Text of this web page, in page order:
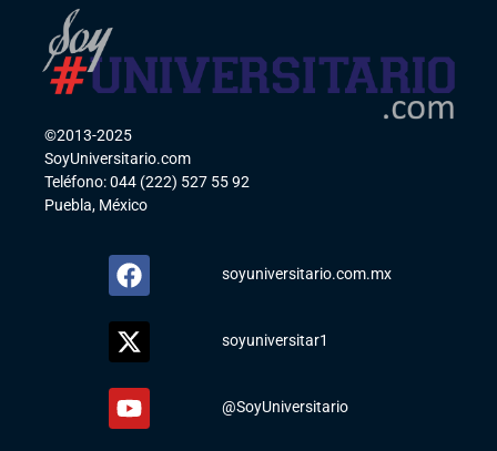
©2013-2025
SoyUniversitario.com
Teléfono: 044 (222) 527 55 92
Puebla, México
soyuniversitario.com.mx
soyuniversitar1
@SoyUniversitario